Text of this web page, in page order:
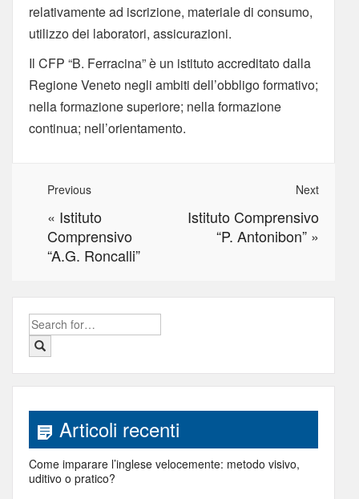
relativamente ad iscrizione, materiale di consumo,
utilizzo dei laboratori, assicurazioni.
Il CFP “B. Ferracina” è un istituto accreditato dalla
Regione Veneto negli ambiti dell’obbligo formativo;
nella formazione superiore; nella formazione
continua; nell’orientamento.
Next
Istituto Comprensivo
“P. Antonibon” »
Previous
« Istituto
Comprensivo
“A.G. Roncalli”
Search
for:
Articoli recenti
Come imparare l’inglese velocemente: metodo visivo,
uditivo o pratico?